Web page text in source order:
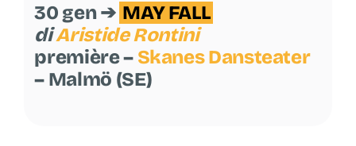
30 gen ➔ MAY FALL
diAristide Rontini
première – Skanes Dansteater
– Malmö (SE)